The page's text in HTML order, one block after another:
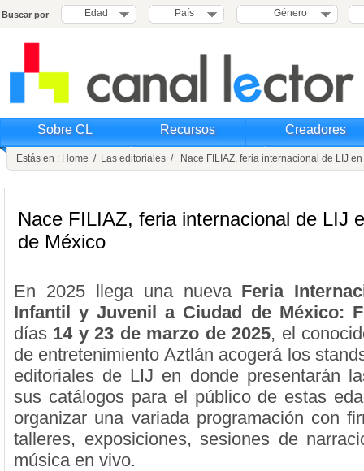
Buscar por Edad País Género
Sobre CL Recursos Creadores
Estás en : Home / Las editoriales / Nace FILIAZ, feria internacional de LIJ
Nace FILIAZ, feria internacional de LIJ
de México
En 2025 llega una nueva Feria
Infantil y Juvenil a Ciudad de México:
días 14 y 23 de marzo de 2025, el
de entretenimiento Aztlán acogerá los
editoriales de LIJ en donde presentarán
sus catálogos para el público de estas
organizar una variada programación con
talleres, exposiciones, sesiones de
música en vivo.